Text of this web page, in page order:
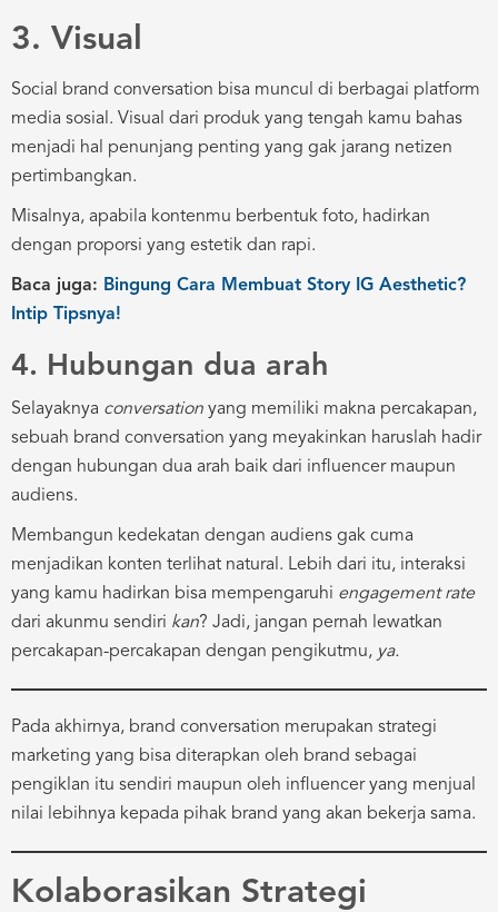
3. Visual
Social brand conversation bisa muncul di berbagai platform
media sosial. Visual dari produk yang tengah kamu bahas
menjadi hal penunjang penting yang gak jarang netizen
pertimbangkan.
Misalnya, apabila kontenmu berbentuk foto, hadirkan
dengan proporsi yang estetik dan rapi.
Baca juga: Bingung Cara Membuat Story IG Aesthetic?
Intip Tipsnya!
4. Hubungan dua arah
Selayaknya conversation yang memiliki makna percakapan,
sebuah brand conversation yang meyakinkan haruslah hadir
dengan hubungan dua arah baik dari influencer maupun
audiens.
Membangun kedekatan dengan audiens gak cuma
menjadikan konten terlihat natural. Lebih dari itu, interaksi
yang kamu hadirkan bisa mempengaruhi engagement rate
dari akunmu sendiri kan? Jadi, jangan pernah lewatkan
percakapan-percakapan dengan pengikutmu, ya.
Pada akhirnya, brand conversation merupakan strategi
marketing yang bisa diterapkan oleh brand sebagai
pengiklan itu sendiri maupun oleh influencer yang menjual
nilai lebihnya kepada pihak brand yang akan bekerja sama.
Kolaborasikan Strategi